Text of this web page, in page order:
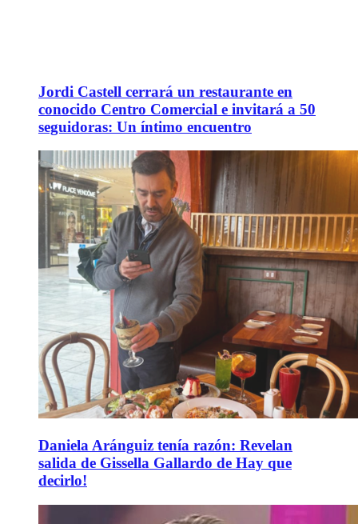
Jordi Castell cerrará un restaurante en
conocido Centro Comercial e invitará a 50
seguidoras: Un íntimo encuentro
Daniela Aránguiz tenía razón: Revelan
salida de Gissella Gallardo de Hay que
decirlo!